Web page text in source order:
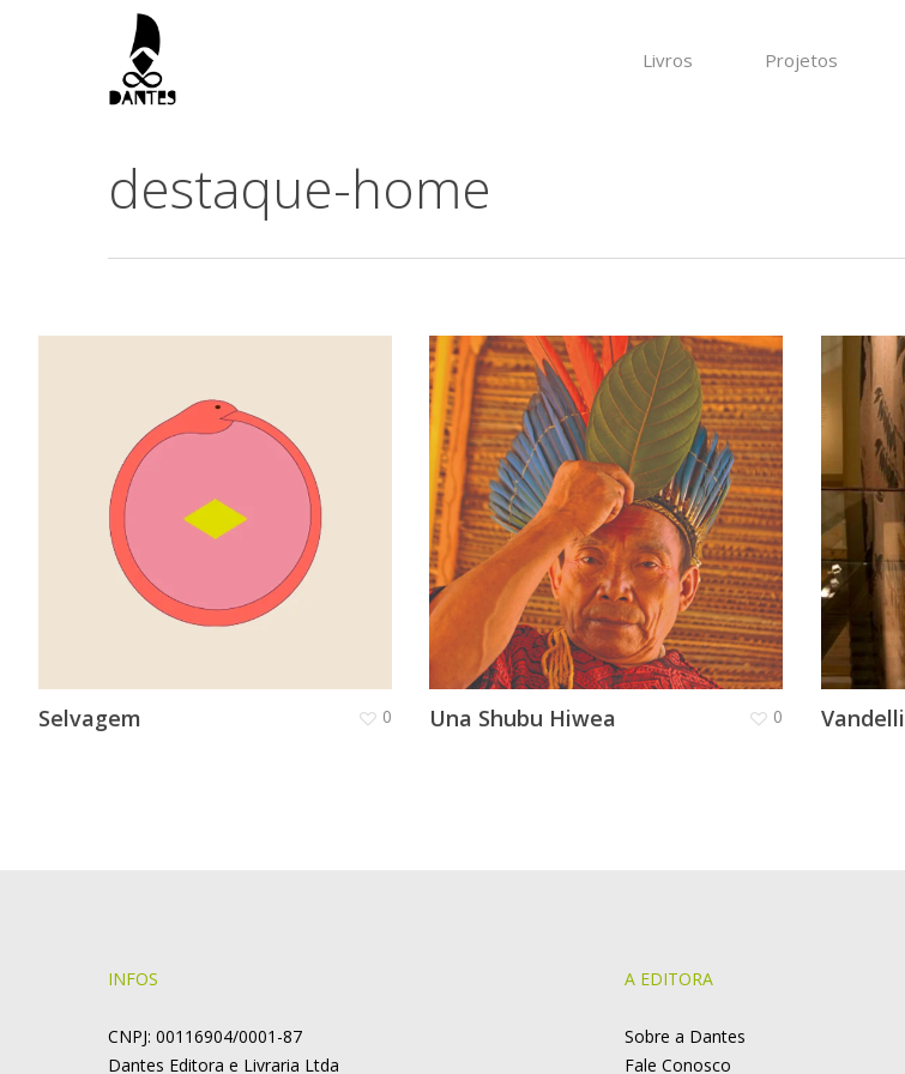
Livros Projetos
destaque-home
Selvagem 0 Una Shubu Hiwea 0 Vandelli
INFOS
CNPJ: 00116904/0001-87
Dantes Editora e Livraria Ltda
A EDITORA
Sobre a Dantes
Fale Conosco